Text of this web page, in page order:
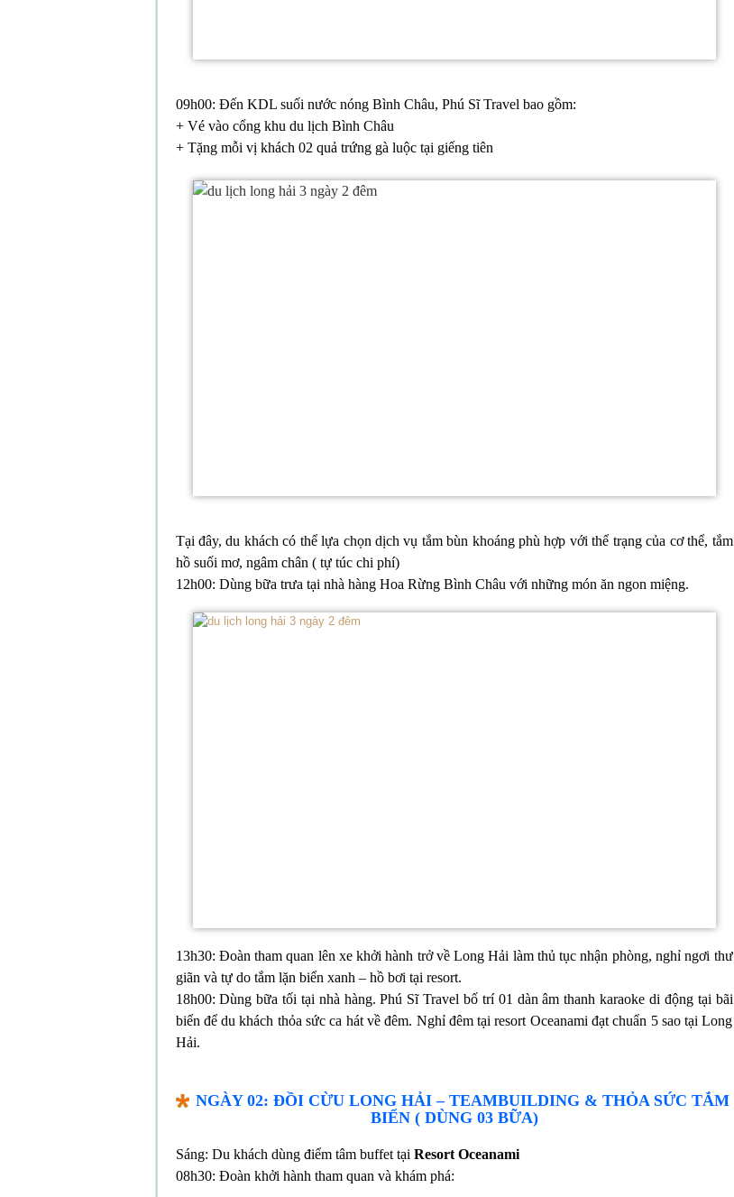
09h00: Đến KDL suối nước nóng Bình Châu, Phú Sĩ Travel bao gồm:
+ Vé vào cổng khu du lịch Bình Châu
+ Tặng mỗi vị khách 02 quả trứng gà luộc tại giếng tiên
Tại đây, du khách có thể lựa chọn dịch vụ tắm bùn khoáng phù hợp với thể trạng của cơ thể, tắm
hồ suối mơ, ngâm chân ( tự túc chi phí)
12h00: Dùng bữa trưa tại nhà hàng Hoa Rừng Bình Châu với những món ăn ngon miệng.
13h30: Đoàn tham quan lên xe khởi hành trở về Long Hải làm thủ tục nhận phòng, nghỉ ngơi thư
giãn và tự do tắm lặn biển xanh – hồ bơi tại resort.
18h00: Dùng bữa tối tại nhà hàng. Phú Sĩ Travel bố trí 01 dàn âm thanh karaoke di động tại bãi
biển để du khách thỏa sức ca hát về đêm. Nghỉ đêm tại resort Oceanami đạt chuẩn 5 sao tại Long
Hải.
NGÀY 02: ĐỒI CỪU LONG HẢI – TEAMBUILDING & THỎA SỨC TẮM
BIỂN ( DÙNG 03 BỮA)
Sáng: Du khách dùng điểm tâm buffet tại Resort Oceanami
08h30: Đoàn khởi hành tham quan và khám phá: